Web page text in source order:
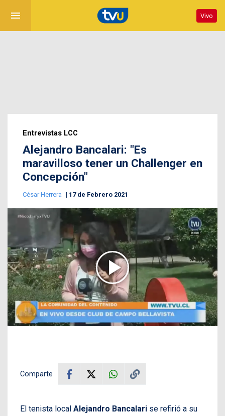
menu Vivo
Entrevistas LCC
Alejandro Bancalari: "Es
maravilloso tener un Challenger en
Concepción"
César Herrera 17 de Febrero 2021
Comparte
El tenista local Alejandro Bancalari se refirió a su